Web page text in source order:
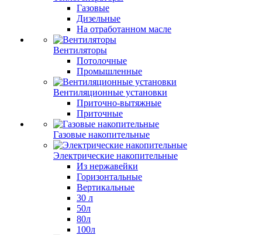
Газовые
Дизельные
На отработанном масле
Вентиляторы
Потолочные
Промышленные
Вентиляционные установки
Приточно-вытяжные
Приточные
Газовые накопительные
Электрические накопительные
Из нержавейки
Горизонтальные
Вертикальные
30 л
50л
80л
100л